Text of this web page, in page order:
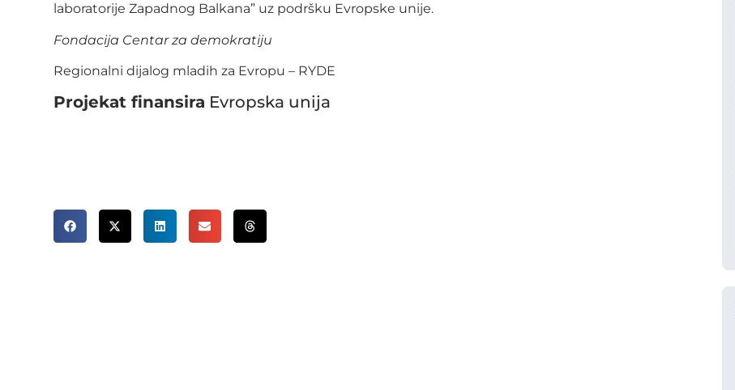
laboratorije Zapadnog Balkana” uz podršku Evropske unije.
Fondacija Centar za demokratiju
Regionalni dijalog mladih za Evropu – RYDE
Projekat finansira Evropska unija